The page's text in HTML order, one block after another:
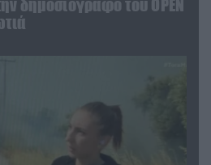
δημοσιογράφο του OPEN